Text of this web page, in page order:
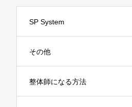
SP System
その他
整体師になる方法